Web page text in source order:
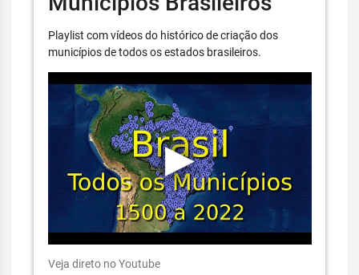
Playlist com vídeos do histórico de criação dos
municípios de todos os estados brasileiros.
Veja direto no Youtube